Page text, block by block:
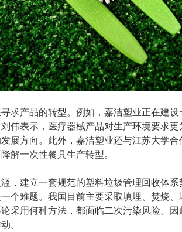
求产品的转型。例如，嘉洁塑业正在建设
伟表示，医疗器械产品对生产环境要求更
展方向。此外，嘉洁塑业还与江苏大学
解一次性餐具生产转型。
，建立一套规范的塑料垃圾管理回收体系
个难题。我国目前主要采取填埋、焚烧、
采用何种方法，都面临二次污染风险。因
。